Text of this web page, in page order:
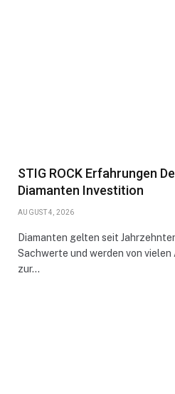
STIG ROCK Erfahrungen
Diamanten Investition
AUGUST 4, 2026
Diamanten gelten seit
Sachwerte und werden von
zur…